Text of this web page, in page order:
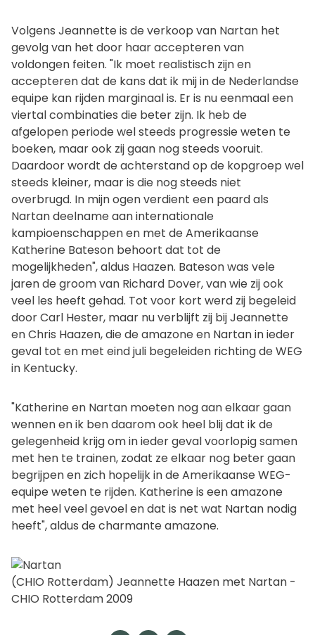
Volgens Jeannette is de verkoop van Nartan het
gevolg van het door haar accepteren van
voldongen feiten. "Ik moet realistisch zijn en
accepteren dat de kans dat ik mij in de Nederlandse
equipe kan rijden marginaal is. Er is nu eenmaal een
viertal combinaties die beter zijn. Ik heb de
afgelopen periode wel steeds progressie weten te
boeken, maar ook zij gaan nog steeds vooruit.
Daardoor wordt de achterstand op de kopgroep wel
steeds kleiner, maar is die nog steeds niet
overbrugd. In mijn ogen verdient een paard als
Nartan deelname aan internationale
kampioenschappen en met de Amerikaanse
Katherine Bateson behoort dat tot de
mogelijkheden", aldus Haazen. Bateson was vele
jaren de groom van Richard Dover, van wie zij ook
veel les heeft gehad. Tot voor kort werd zij begeleid
door Carl Hester, maar nu verblijft zij bij Jeannette
en Chris Haazen, die de amazone en Nartan in ieder
geval tot en met eind juli begeleiden richting de WEG
in Kentucky.
"Katherine en Nartan moeten nog aan elkaar gaan
wennen en ik ben daarom ook heel blij dat ik de
gelegenheid krijg om in ieder geval voorlopig samen
met hen te trainen, zodat ze elkaar nog beter gaan
begrijpen en zich hopelijk in de Amerikaanse WEG-
equipe weten te rijden. Katherine is een amazone
met heel veel gevoel en dat is net wat Nartan nodig
heeft", aldus de charmante amazone.
(CHIO Rotterdam) Jeannette Haazen met Nartan -
CHIO Rotterdam 2009